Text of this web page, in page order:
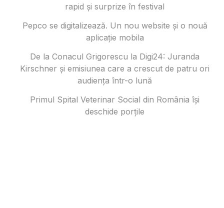
rapid și surprize în festival
Pepco se digitalizează. Un nou website și o nouă
aplicație mobila
De la Conacul Grigorescu la Digi24: Juranda
Kirschner și emisiunea care a crescut de patru ori
audiența într-o lună
Primul Spital Veterinar Social din România își
deschide porțile